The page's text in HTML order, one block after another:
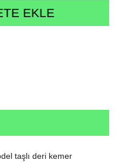
taşlı deri kemer